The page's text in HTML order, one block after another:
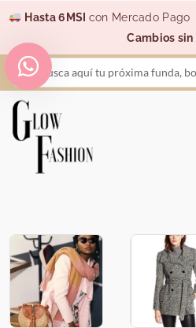
contenido
Hasta 6MSI con Mercado
Cambios sin
Search
...